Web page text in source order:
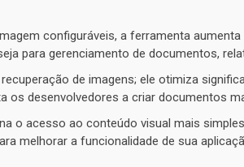
configuráveis, a ferramenta
para gerenciamento de documentos,
de imagens; ele otimiza
os desenvolvedores a criar documentos
o acesso ao conteúdo visual mais
melhorar a funcionalidade de sua